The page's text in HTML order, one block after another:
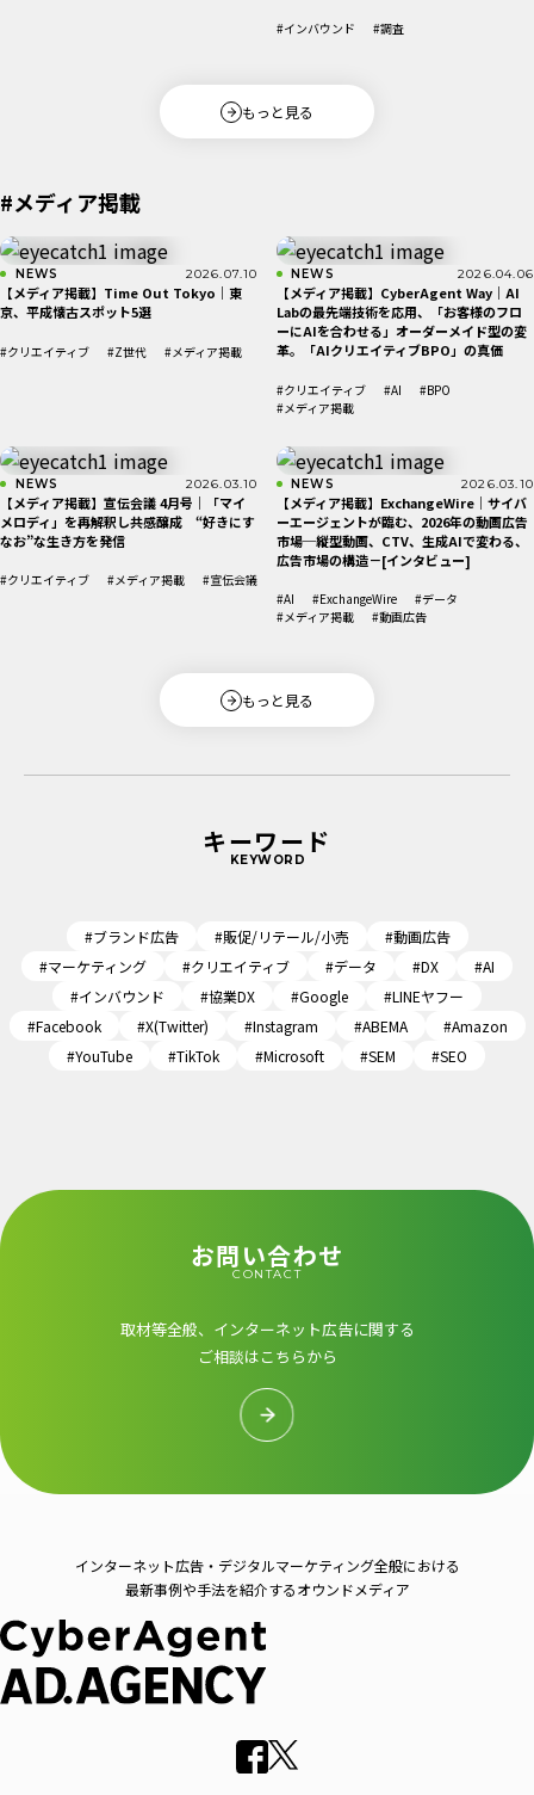
もっと見る
#インバウンド #調査
#メディア掲載
もっと見る
NEWS 2026.07.10
【メディア掲載】Time Out Tokyo｜東
京、平成懐古スポット5選
#クリエイティブ #Z世代 #メディア掲載
NEWS 2026.04.06
【メディア掲載】CyberAgent Way｜AI
Labの最先端技術を応用、「お客様のフロ
ーにAIを合わせる」オーダーメイド型の変
革。「AIクリエイティブBPO」の真価
#クリエイティブ #AI
#BPO
#メディア掲載
NEWS 2026.03.10
【メディア掲載】宣伝会議 4月号｜「マイ
メロディ」を再解釈し共感醸成 “好きにす
なお”な生き方を発信
#クリエイティブ #メディア掲載 #宣伝会議
NEWS 2026.03.10
【メディア掲載】ExchangeWire｜サイバ
ーエージェントが臨む、2026年の動画広告
市場─縦型動画、CTV、生成AIで変わる、
広告市場の構造－[インタビュー]
#AI #ExchangeWire
#データ
#メディア掲載
#動画広告
キーワード
KEYWORD
#ブランド広告 #販促/リテール/小売
#動画広告
#マーケティング
#クリエイティブ #データ #DX
#AI
#インバウンド
#協業DX #Google
#LINEヤフー
#Facebook
#X(Twitter) #Instagram #ABEMA
#Amazon
#YouTube
#TikTok #Microsoft #SEM #SEO
お問い合わせ
CONTACT
取材等全般、インターネット広告に関する
ご相談はこちらから
インターネット広告・デジタルマーケティング全般における
最新事例や手法を紹介するオウンドメディア